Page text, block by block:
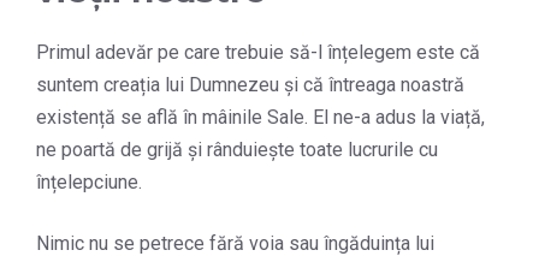
Primul adevăr pe care trebuie să-l înțelegem este că
suntem creația lui Dumnezeu și că întreaga noastră
existență se află în mâinile Sale. El ne-a adus la viață,
ne poartă de grijă și rânduiește toate lucrurile cu
înțelepciune.
Nimic nu se petrece fără voia sau îngăduința lui